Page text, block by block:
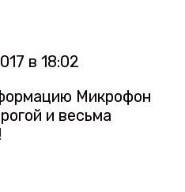
в 18:02
Микрофон
и весьма